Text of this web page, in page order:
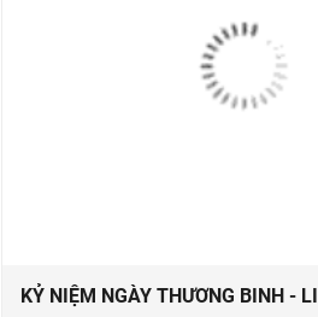
KỶ NIỆM NGÀY THƯƠNG BINH -